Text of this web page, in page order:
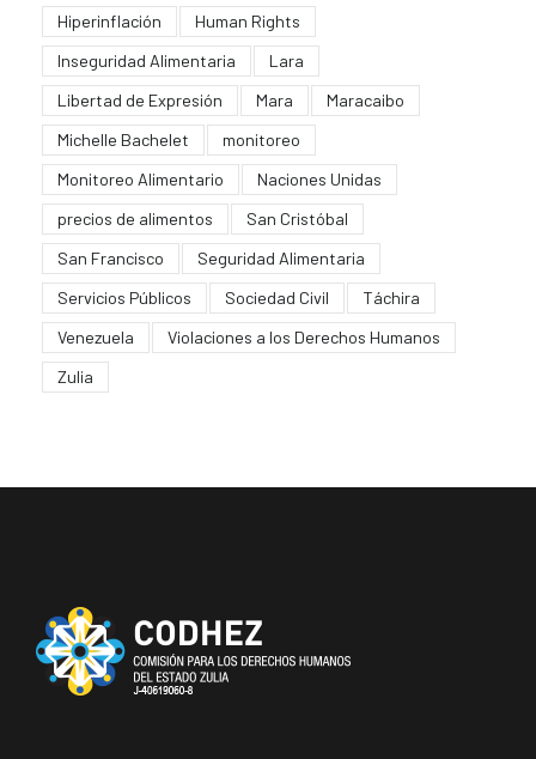
Hiperinflación
Human Rights
Inseguridad Alimentaria
Lara
Libertad de Expresión
Mara
Maracaibo
Michelle Bachelet
monitoreo
Monitoreo Alimentario
Naciones Unidas
precios de alimentos
San Cristóbal
San Francisco
Seguridad Alimentaria
Servicios Públicos
Sociedad Civil
Táchira
Venezuela
Violaciones a los Derechos Humanos
Zulia